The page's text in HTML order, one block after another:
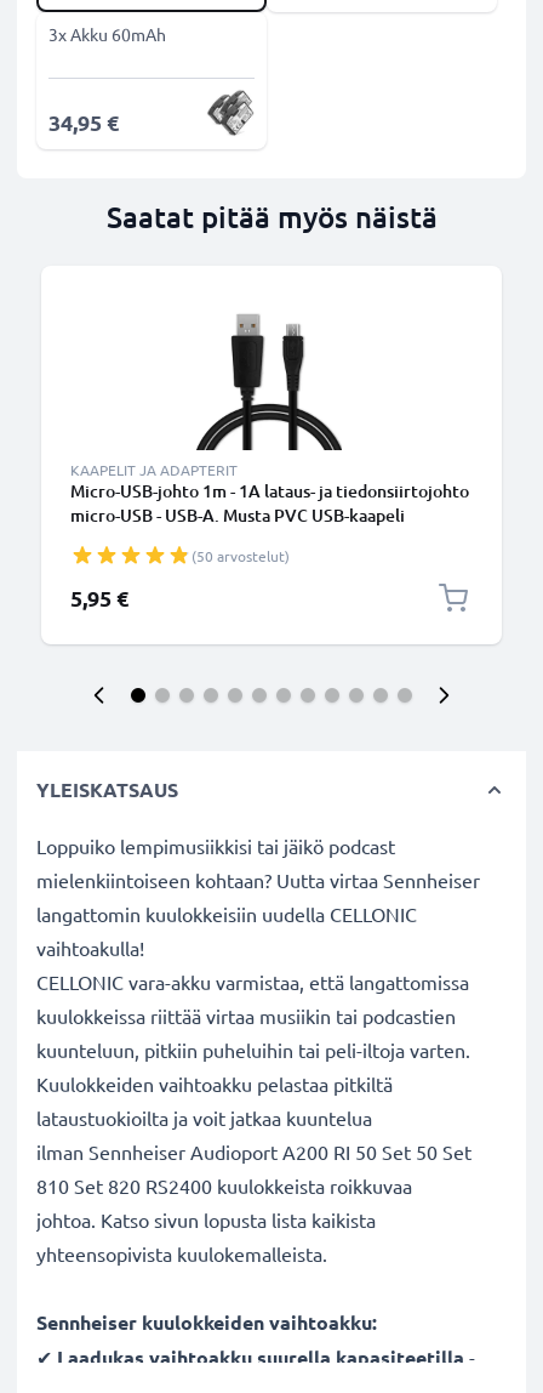
3x Akku 60mAh
34,95 €
Saatat pitää myös näistä
KAAPELIT JA ADAPTERIT
Micro-USB-johto 1m - 1A lataus- ja tiedonsiirtojohto
micro-USB - USB-A. Musta PVC USB-kaapeli
(50 arvostelut)
5,95 €
YLEISKATSAUS
Loppuiko lempimusiikkisi tai jäikö podcast
mielenkiintoiseen kohtaan? Uutta virtaa Sennheiser
langattomin kuulokkeisiin uudella CELLONIC
vaihtoakulla!
CELLONIC vara-akku varmistaa, että langattomissa
kuulokkeissa riittää virtaa musiikin tai podcastien
kuunteluun, pitkiin puheluihin tai peli-iltoja varten.
Kuulokkeiden vaihtoakku pelastaa pitkiltä
lataustuokioilta ja voit jatkaa kuuntelua
ilman Sennheiser Audioport A200 RI 50 Set 50 Set
810 Set 820 RS2400 kuulokkeista roikkuvaa
johtoa. Katso sivun lopusta lista kaikista
yhteensopivista kuulokemalleista.
Sennheiser kuulokkeiden vaihtoakku:
✔ Laadukas vaihtoakku suurella kapasiteetilla -